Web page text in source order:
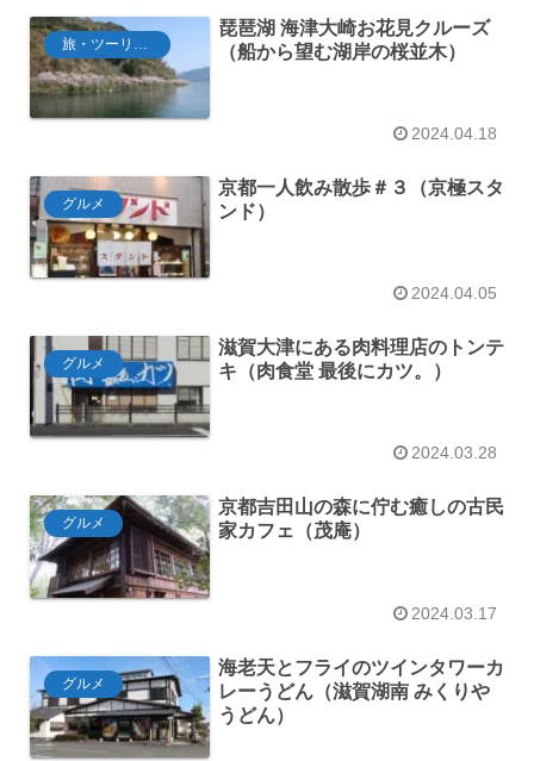
旅・ツーリング
琵琶湖 海津大崎お花見クルーズ
（船から望む湖岸の桜並木）
2024.04.18
グルメ
京都一人飲み散歩＃３（京極スタ
ンド）
2024.04.05
グルメ
滋賀大津にある肉料理店のトンテ
キ（肉食堂 最後にカツ。）
2024.03.28
グルメ
京都吉田山の森に佇む癒しの古民
家カフェ（茂庵）
2024.03.17
グルメ
海老天とフライのツインタワーカ
レーうどん（滋賀湖南 みくりや
うどん）